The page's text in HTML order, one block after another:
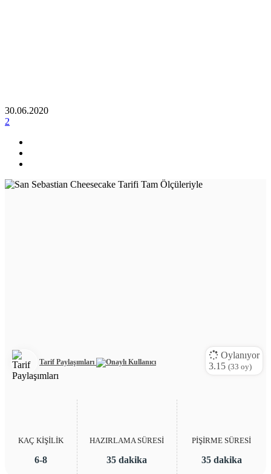
30.06.2020
2
Tarif Paylaşımları
Oylanıyor
3.15 (33 oy)
KAÇ KİŞİLİK
6-8
HAZIRLAMA SÜRESİ
35 dakika
PİŞİRME SÜRESİ
35 dakika